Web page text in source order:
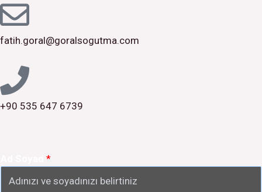
e
b
o
k
g
r
b
fatih.goral@goralsogutma.com
+90 535 647 6739
*